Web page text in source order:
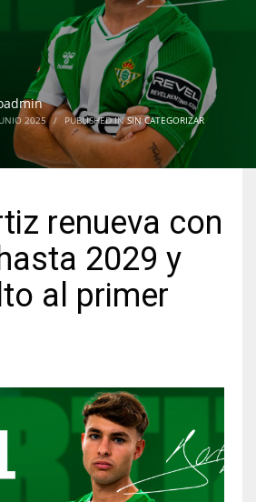
2025 / PUBLISHED INSIN CATEGORIZAR
renueva con
2029 y
al primer